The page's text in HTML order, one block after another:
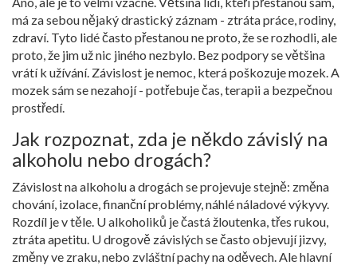
má za sebou nějaký drastický záznam - ztráta práce, rodiny,
zdraví. Tyto lidé často přestanou ne proto, že se rozhodli, ale
proto, že jim už nic jiného nezbylo. Bez podpory se většina
vrátí k užívání. Závislost je nemoc, která poškozuje mozek. A
mozek sám se nezahojí - potřebuje čas, terapii a bezpečnou
prostředí.
Jak rozpoznat, zda je někdo závislý na
alkoholu nebo drogách?
Závislost na alkoholu a drogách se projevuje stejně: změna
chování, izolace, finanční problémy, náhlé náladové výkyvy.
Rozdíl je v těle. U alkoholiků je častá žloutenka, třes rukou,
ztráta apetitu. U drogově závislých se často objevují jizvy,
změny ve zraku, nebo zvláštní pachy na oděvech. Ale hlavní